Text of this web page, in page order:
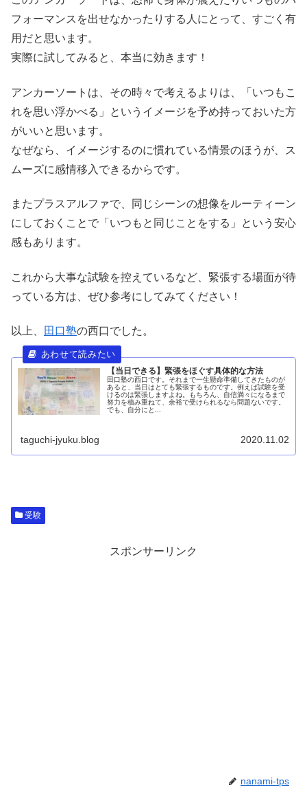
フォーマンスを出せなかったりする人にとって、すごく有
用だと思います。
実際に試してみると、本当に効きます！
アンカーソートは、その時々で考えるよりは、「いつもこ
れを思い浮かべる」というイメージを予め持っておいた方
がいいと思います。
なぜなら、イメージするのに慣れている情景のほうが、ス
ムーズに感情移入できるからです。
またプラスアルファで、同じシーンの想像をルーティーン
にしておくことで「いつもと同じことをする」という安心
感もあります。
これから大事な試験を控えているなど、緊張する場面が待
っている方は、ぜひ参考にしてみてください！
以上、 田口塾の西口でした。
【当日できる】緊張をほぐす具体的な方法
田口塾の西口です。それまで一生懸命準備してきたものが
あると、当日はとても緊張するものです。例えば試験を受
けるのは緊張しますよね。もちろん、自信満々になるまで
努力を積み重ねて、余裕で受けられるなら問題ないです。
でも、自分にと...
taguchi-jyuku.blog 2020.11.02
受験
スポンサーリンク
nanami-tps